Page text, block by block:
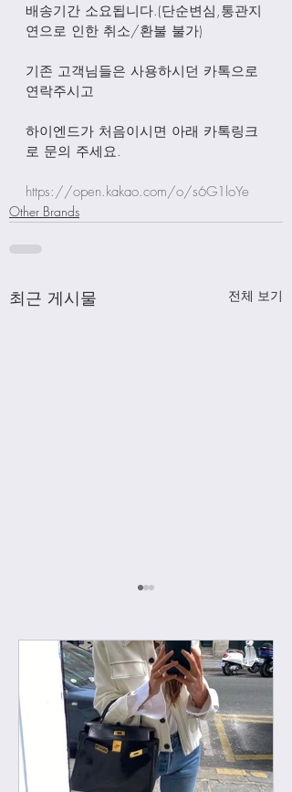
배송기간 소요됩니다.(단순변심,통관지
연으로 인한 취소/환불 불가)
기존 고객님들은 사용하시던 카톡으로
연락주시고
하이엔드가 처음이시면 아래 카톡링크
로 문의 주세요.
https://open.kakao.com/o/s6G1loYe
Other Brands
최근 게시물 전체 보기
[우버급 모이나] 가브리
엘